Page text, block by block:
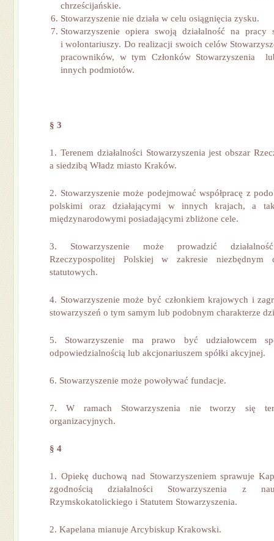
chrześcijańskie.
Stowarzyszenie nie działa w celu osiągnięcia zysku.
Stowarzyszenie opiera swoją działalność na pracy
i wolontariuszy. Do realizacji swoich celów
pracowników, w tym Członków Stowarzyszenia
innych podmiotów.
§ 3
1. Terenem działalności Stowarzyszenia jest obszar
a siedzibą Władz miasto Kraków.
2. Stowarzyszenie może podejmować współpracę z
polskimi oraz działającymi w innych krajach, a
międzynarodowymi posiadającymi zbliżone cele.
3. Stowarzyszenie może prowadzić
Rzeczypospolitej Polskiej w zakresie
statutowych.
4. Stowarzyszenie może być członkiem krajowych i
stowarzyszeń o tym samym lub podobnym charakterze
5. Stowarzyszenie ma prawo być udziałowcem
odpowiedzialnością lub akcjonariuszem spółki akcyjnej.
6. Stowarzyszenie może powoływać fundacje.
7. W ramach Stowarzyszenia nie tworzy się
organizacyjnych.
§ 4
1. Opiekę duchową nad Stowarzyszeniem sprawuje
zgodnością działalności Stowarzyszenia z
Rzymskokatolickiego i Statutem Stowarzyszenia.
2. Kapelana mianuje Arcybiskup Krakowski.